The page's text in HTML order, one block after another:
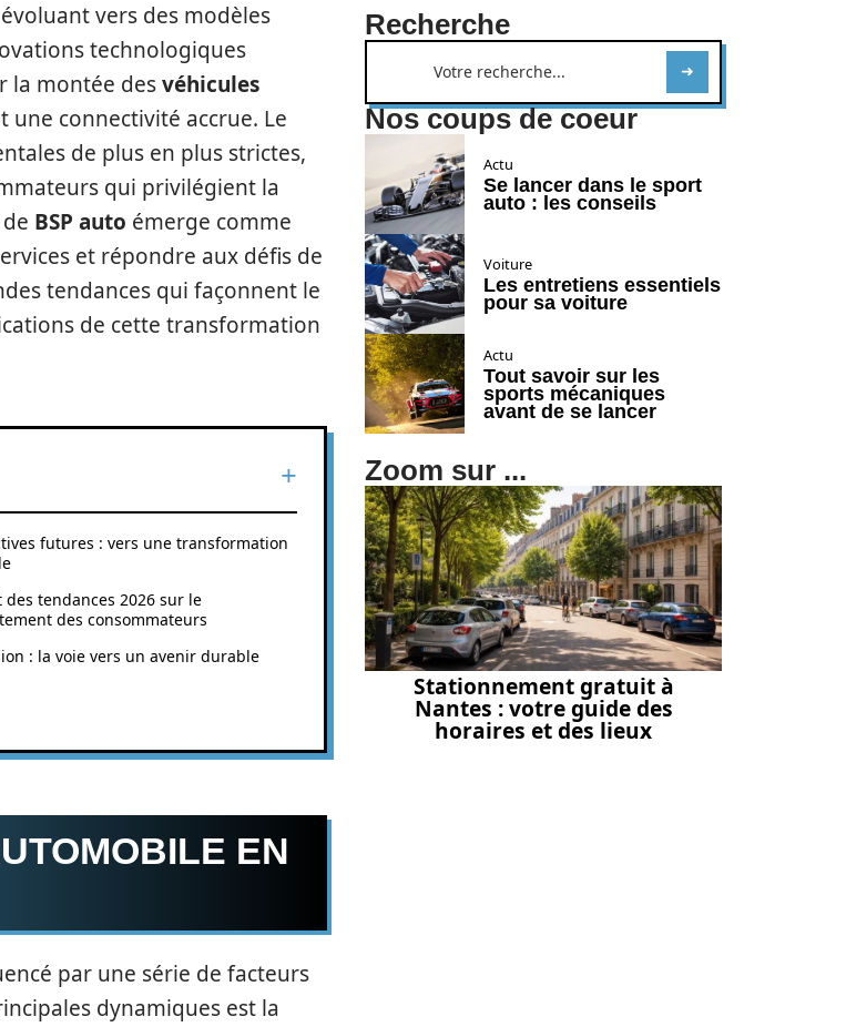
vers des modèles
technologiques
la montée desvéhicules
une connectivité accrue. Le
de plus en plus strictes,
qui privilégient la
BSP auto émerge comme
et répondre aux défis de
tendances qui façonnent le
de cette transformation
futures : vers une transformation
des tendances 2026 sur le
des consommateurs
: la voie vers un avenir durable
EN
par une série de facteurs
dynamiques est la
Recherche
Nos coups de coeur
Actu
Se lancer dans le sport
auto : les conseils
Voiture
Les entretiens essentiels
pour sa voiture
Actu
Tout savoir sur les
sports mécaniques
avant de se lancer
Zoom sur ...
Stationnement gratuit à
Nantes : votre guide des
horaires et des lieux